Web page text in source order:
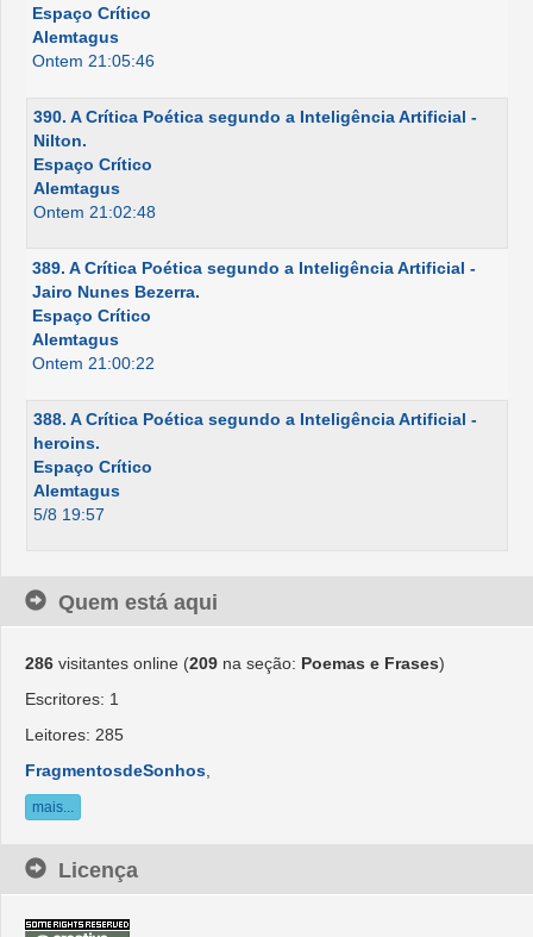
Espaço Crítico
Alemtagus
Ontem 21:05:46
390. A Crítica Poética segundo a Inteligência Artificial -
Nilton.
Espaço Crítico
Alemtagus
Ontem 21:02:48
389. A Crítica Poética segundo a Inteligência Artificial -
Jairo Nunes Bezerra.
Espaço Crítico
Alemtagus
Ontem 21:00:22
388. A Crítica Poética segundo a Inteligência Artificial -
heroins.
Espaço Crítico
Alemtagus
5/8 19:57
Quem está aqui
286 visitantes online (209 na seção: Poemas e Frases)
Escritores: 1
Leitores: 285
FragmentosdeSonhos
mais...
Licença